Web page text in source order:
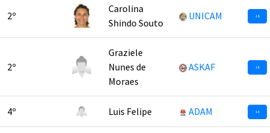
2º
Carolina
Shindo Souto
UNICAM 18
2º
Graziele
Nunes de
Moraes
ASKAF 18
4º Luis Felipe ADAM 14